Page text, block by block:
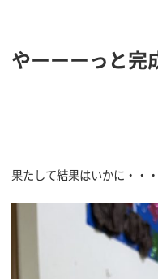
やーーーっと完
果たして結果はいかに・・・